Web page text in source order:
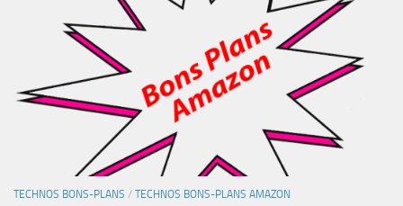
TECHNOS BONS-PLANS / TECHNOS BONS-PLANS AMAZON